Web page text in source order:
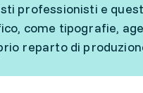
professionisti e
come tipografie,
reparto di